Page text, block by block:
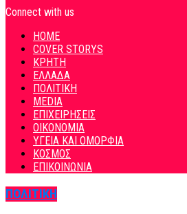
Connect with us
HOME
COVER STORYS
ΚΡΗΤΗ
ΕΛΛΑΔΑ
ΠΟΛΙΤΙΚΗ
MEDIA
ΕΠΙΧΕΙΡΗΣΕΙΣ
ΟΙΚΟΝΟΜΙΑ
ΥΓΕΙΑ ΚΑΙ ΟΜΟΡΦΙΑ
ΚΟΣΜΟΣ
ΕΠΙΚΟΙΝΩΝΙΑ
ΠΟΛΙΤΙΚΗ